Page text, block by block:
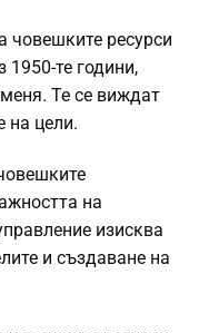
човешките ресурси
те години,
Те се виждат
на цели.
на
изисква
и създаване на